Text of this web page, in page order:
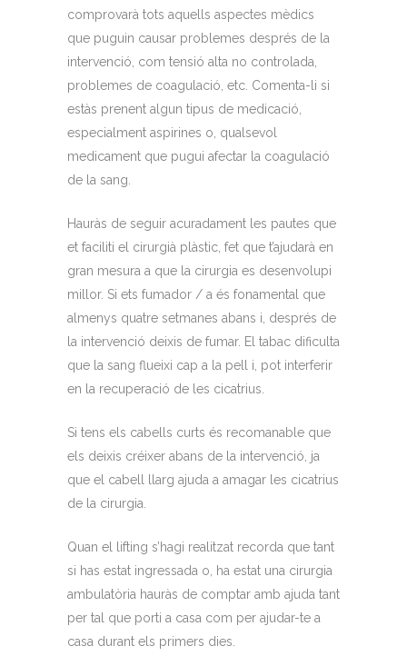
comprovarà tots aquells aspectes mèdics
que puguin causar problemes després de la
intervenció, com tensió alta no controlada,
problemes de coagulació, etc. Comenta-li si
estàs prenent algun tipus de medicació,
especialment aspirines o, qualsevol
medicament que pugui afectar la coagulació
de la sang.
Hauràs de seguir acuradament les pautes que
et faciliti el cirurgià plàstic, fet que t’ajudarà en
gran mesura a que la cirurgia es desenvolupi
millor. Si ets fumador / a és fonamental que
almenys quatre setmanes abans i, després de
la intervenció deixis de fumar. El tabac dificulta
que la sang flueixi cap a la pell i, pot interferir
en la recuperació de les cicatrius.
Si tens els cabells curts és recomanable que
els deixis créixer abans de la intervenció, ja
que el cabell llarg ajuda a amagar les cicatrius
de la cirurgia.
Quan el lifting s’hagi realitzat recorda que tant
si has estat ingressada o, ha estat una cirurgia
ambulatòria hauràs de comptar amb ajuda tant
per tal que porti a casa com per ajudar-te a
casa durant els primers dies.